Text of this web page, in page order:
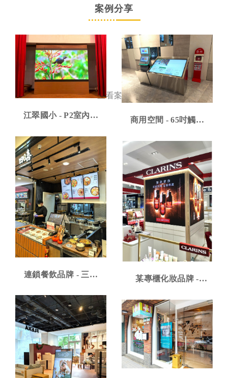
案例分享
江翠國小 - P2室內型
商用空間 - 65吋觸控
連鎖餐飲品牌 - 三星
商用顯示器
某專櫃化妝品牌 -
牆